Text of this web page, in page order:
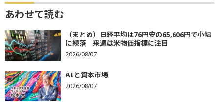
あわせて読む
（まとめ）日経平均は76円安の65,606円で小幅
に続落 来週は米物価指標に注目
2026/08/07
AIと資本市場
2026/08/07